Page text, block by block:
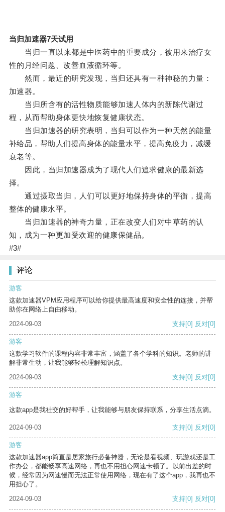
当归加速器7天试用
当归一直以来都是中医药中的重要成分，被用来治疗女
性的月经问题、改善血液循环等。
然而，最近的研究发现，当归还具有一种神秘的力量：
加速器。
当归所含有的活性物质能够加速人体内的新陈代谢过
程，从而帮助身体更快地恢复健康状态。
当归加速器的研究表明，当归可以作为一种天然的能量
补给品，帮助人们提高身体的能量水平，提高免疫力，减缓
衰老等。
因此，当归加速器成为了现代人们追求健康的最新选
择。
通过摄取当归，人们可以更好地保持身体的平衡，提高
整体的健康水平。
当归加速器的神奇力量，正在改变人们对中草药的认
知，成为一种更加受欢迎的健康保健品。
#3#
评论
游客
这款加速器VPM应用程序可以给你提供最高速度和安全性的连接，并帮
助你在网络上自由移动。
2024-09-03
支持[0] 反对[0]
游客
这款学习软件的课程内容非常丰富，涵盖了各个学科的知识。老师的讲
解非常生动，让我能够轻松理解知识点。
2024-09-03
支持[0] 反对[0]
游客
这款app是我社交的好帮手，让我能够与朋友保持联系，分享生活点滴。
2024-09-03 支持[0] 反对[0]
游客
这款加速器app简直是居家旅行必备神器，无论是看视频、玩游戏还是工
作办公，都能畅享高速网络，再也不用担心网速卡顿了。以前出差的时
候，经常因为网速慢而无法正常使用网络，现在有了这个app，我再也不
用担心了。
2024-09-03
支持[0] 反对[0]